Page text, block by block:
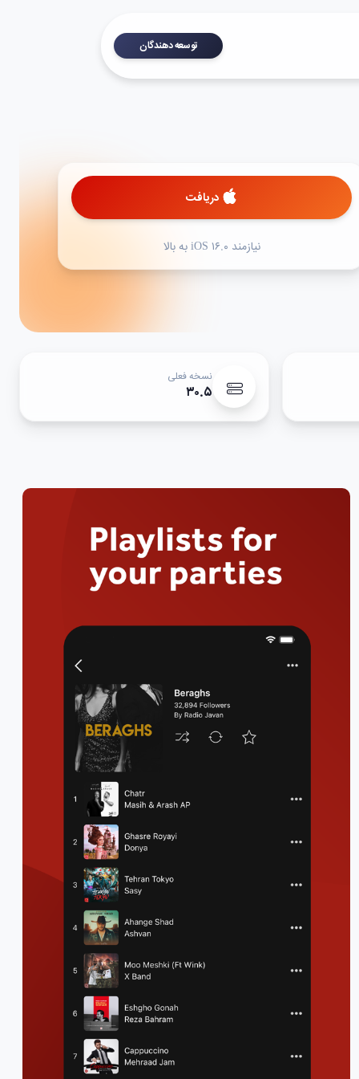
توسعه دهندگان
دریافت
نیازمند iOS ۱۶.۰ به بالا
نسخه فعلی
۳۰.۵